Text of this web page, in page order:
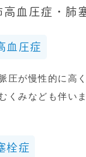
高血圧症・肺
血圧症
圧が慢性的に高
くみなども伴いま
栓症